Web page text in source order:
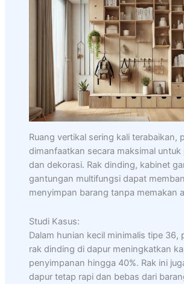
Ruang vertikal sering kali terabaikan,
dimanfaatkan secara maksimal
dan dekorasi. Rak dinding, kabinet
gantungan multifungsi dapat
menyimpan barang tanpa memakan
Studi Kasus:
Dalam hunian kecil minimalis tipe 36,
rak dinding di dapur meningkatkan
penyimpanan hingga 40%. Rak ini
dapur tetap rapi dan bebas dari